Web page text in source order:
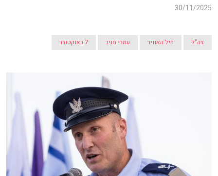
30/11/2025
צה"ל חיל האוויר עמרי מניב 7 באוקטובר